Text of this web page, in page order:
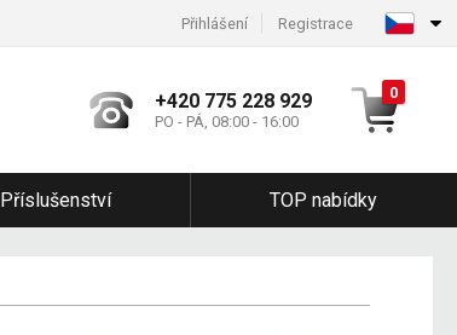
Přihlášení Registrace
+420 775 228 929
PO - PÁ, 08:00 - 16:00
0
Příslušenství TOP nabídky